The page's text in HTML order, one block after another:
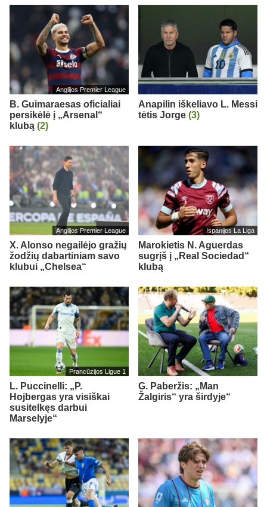
Anglijos Premier League
B. Guimaraesas oficialiai
persikėlė į „Arsenal“
klubą (2)
Anapilin iškeliavo L. Messi
tėtis Jorge (3)
Anglijos Premier League
X. Alonso negailėjo gražių
žodžių dabartiniam savo
klubui „Chelsea“
Ispanijos La Liga
Marokietis N. Aguerdas
sugrįš į „Real Sociedad“
klubą
Prancūzijos Ligue 1
L. Puccinelli: „P.
Hojbergas yra visiškai
susitelkęs darbui
Marselyje“
G. Paberžis: „Man
Žalgiris“ yra širdyje“